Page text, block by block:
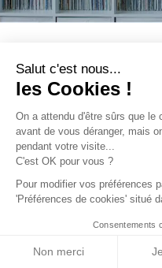
les Cookies !
ce site vous intéresse avant de
déranger, mais on aimerait
visite...
C'est OK pour vous ?
Pour modifier vos préférences
'Préférences de cookies' situé
Consentements
Non merci
Trouver une réalisation
individuelle /Serre tropicale
Archidvisor
Notre blog